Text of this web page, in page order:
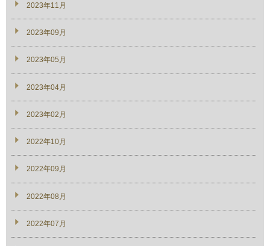
2023年11月
2023年09月
2023年05月
2023年04月
2023年02月
2022年10月
2022年09月
2022年08月
2022年07月